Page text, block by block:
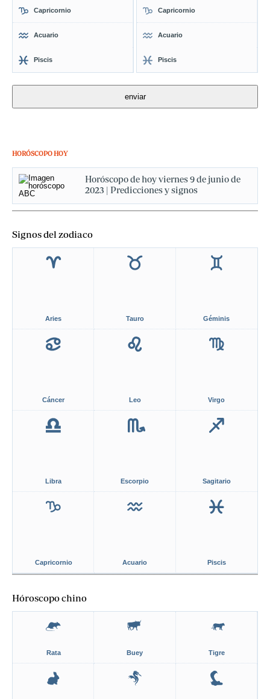
Capricornio
Acuario
Piscis
Capricornio
Acuario
Piscis
HORÓSCOPO HOY
Horóscopo de hoy viernes 9 de junio de
2023 | Predicciones y signos
Signos del zodiaco
Aries Tauro Géminis
Cáncer Leo Virgo
Libra Escorpio Sagitario
Capricornio Acuario Piscis
Hóroscopo chino
Rata Buey Tigre